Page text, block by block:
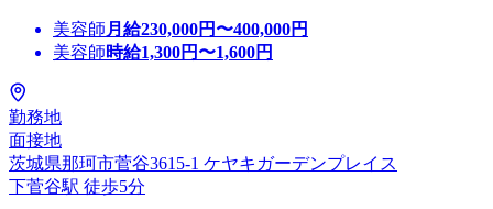
美容師 月給230,000円〜400,000円
美容師時給1,300円〜1,600円
勤務地
面接地
茨城県那珂市菅谷3615-1 ケヤキガーデンプレイス
下菅谷駅 徒歩5分